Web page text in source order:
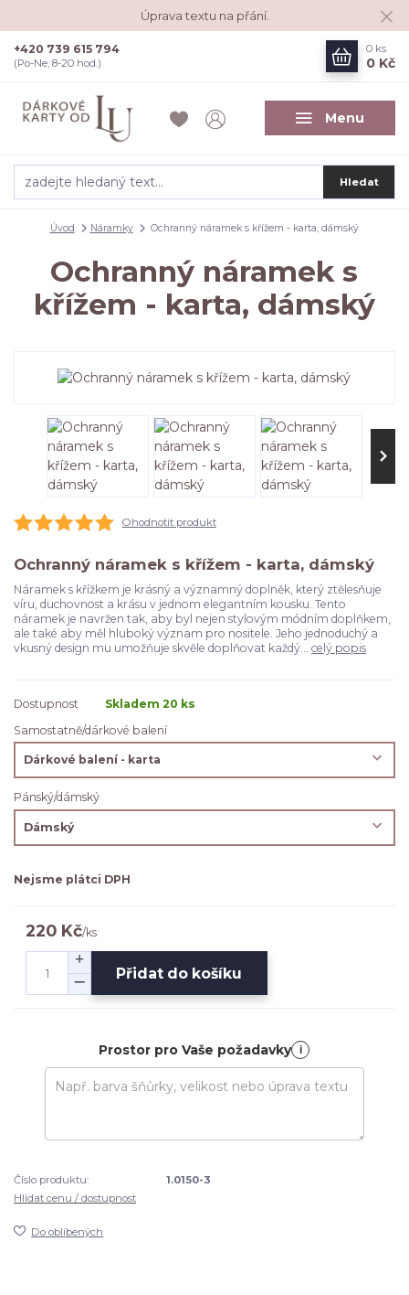
Úprava textu na přání.
Menu
Hledat
+420 739 615 794
(Po-Ne, 8-20 hod.)
0 ks
0 Kč
Úvod Náramky Ochranný náramek s křížem - karta, dámský
Ochranný náramek s
křížem - karta, dámský
Ohodnotit produkt
Ochranný náramek s křížem - karta, dámský
Náramek s křížkem je krásný a významný doplněk, který ztělesňuje
víru, duchovnost a krásu v jednom elegantním kousku. Tento
náramek je navržen tak, aby byl nejen stylovým módním doplňkem,
ale také aby měl hluboký význam pro nositele. Jeho jednoduchý a
vkusný design mu umožňuje skvěle doplňovat každý... celý popis
Dostupnost
Skladem 20 ks
Samostatně/dárkové balení
Pánský/dámský
Nejsme plátci DPH
220 Kč/ks
Přidat do košíku
Prostor pro Vaše požadavky i
Číslo produktu:
1.0150-3
Hlídat cenu / dostupnost
Do oblíbených